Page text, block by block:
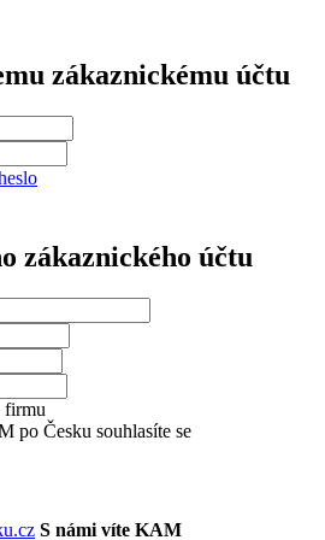
zákaznickému účtu
zákaznického účtu
firmu
po Česku souhlasíte se
S námi víte KAM